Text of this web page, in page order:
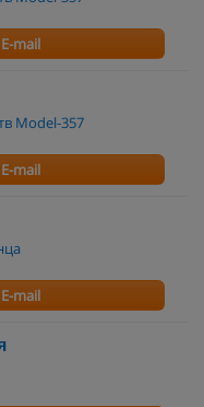
mail
Model-357
mail
mail